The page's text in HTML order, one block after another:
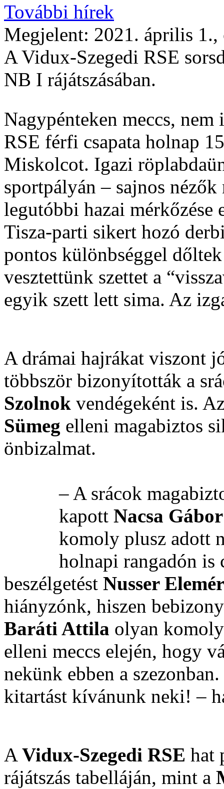
További hírek
Megjelent: 2021. április 1.,
A Vidux-Szegedi RSE
NB I rájátszásában.
Nagypénteken meccs,
RSE férfi csapata holnap
Miskolcot. Igazi
sportpályán – sajnos
legutóbbi hazai mérkőzése
Tisza-parti sikert hozó
pontos különbséggel
vesztettünk szettet a
egyik szett lett sima. Az
A drámai hajrákat viszont
többször bizonyították a
Szolnok vendégeként is.
Sümeg elleni magabiztos
önbizalmat.
– A srácok
kapott Nacsa Gábor
komoly plusz adott
holnapi rangadón is
beszélgetést Nusser Elemér
hiányzónk, hiszen
Baráti Attila olyan komoly
elleni meccs elején, hogy
nekünk ebben a
kitartást kívánunk neki! –
A Vidux-Szegedi RSE hat
rájátszás tabelláján, mint a